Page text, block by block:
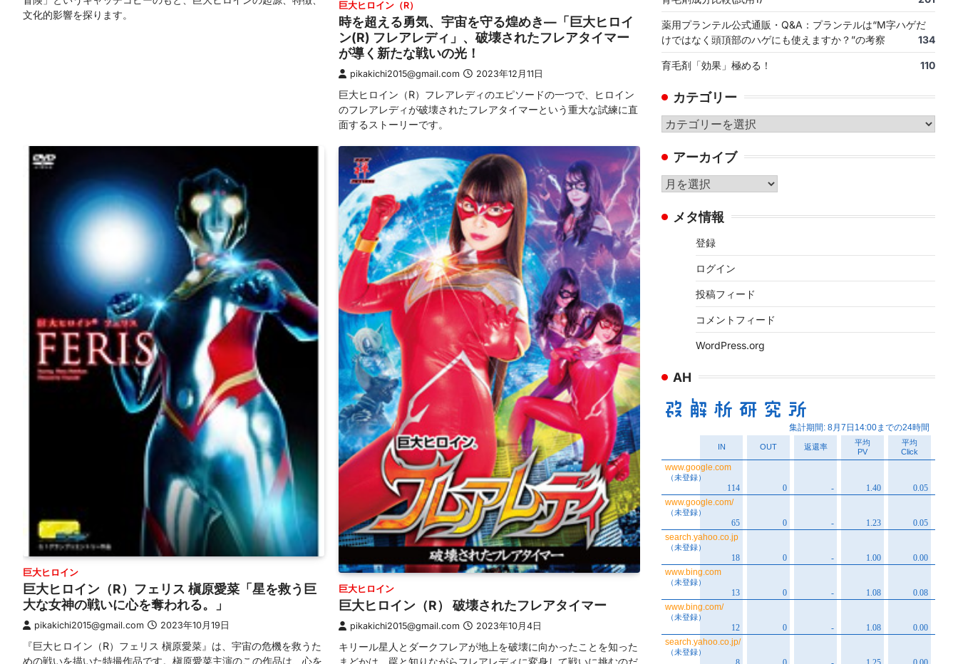
文化的影響を探ります。
巨大ヒロイン（R）
時を超える勇気、宇宙を守る煌めき—「巨大ヒロイ
ン(R) フレアレディ」、破壊されたフレアタイマー
が導く新たな戦いの光！
pikakichi2015@gmail.com 2023年12月11日
巨大ヒロイン（R）フレアレディのエピソードの一つで、ヒロイン
のフレアレディが破壊されたフレアタイマーという重大な試練に直
面するストーリーです。
巨大ヒロイン
巨大ヒロイン（R）フェリス 槇原愛菜「星を救う巨
大な女神の戦いに心を奪われる。」
pikakichi2015@gmail.com 2023年10月19日
『巨大ヒロイン（R）フェリス 槇原愛菜』は、宇宙の危機を救うた
めの戦いを描いた特撮作品です。槇原愛菜主演のこの作品は、心を
巨大ヒロイン
巨大ヒロイン（R） 破壊されたフレアタイマー
pikakichi2015@gmail.com 2023年10月4日
キリール星人とダークフレアが地上を破壊に向かったことを知った
薬用プランテル公式通販・Q&A：プランテルは“M字ハゲだ
けではなく頭頂部のハゲにも使えますか？”の考察
134
育毛剤「効果」極める！ 110
カテゴリー
カ
ゴ
リ
ー
アーカイブ
ア
カ メタ情報
登録
ログイン
投稿フィード
コメントフィード
WordPress.org
AH